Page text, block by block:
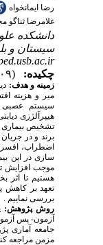
رضا ایمانخواه
غلامرضا ثناگو
دانشکده
سیستان و
چکیده:
(۵۴۰۹ مشاهده)
زمینه و هدف:
میر و هزینه
سیستم عصبی
هیپرآلژزی
تشخیص بیماری
برند و در
اضطراب،
سازی در این
موجب افزایش
هستیم تا اثر
تعهد بر کاهش
بررسی نماییم .
روش پژوهش:
آزمون- پس
جامعه آماری
مزمن مراجعه